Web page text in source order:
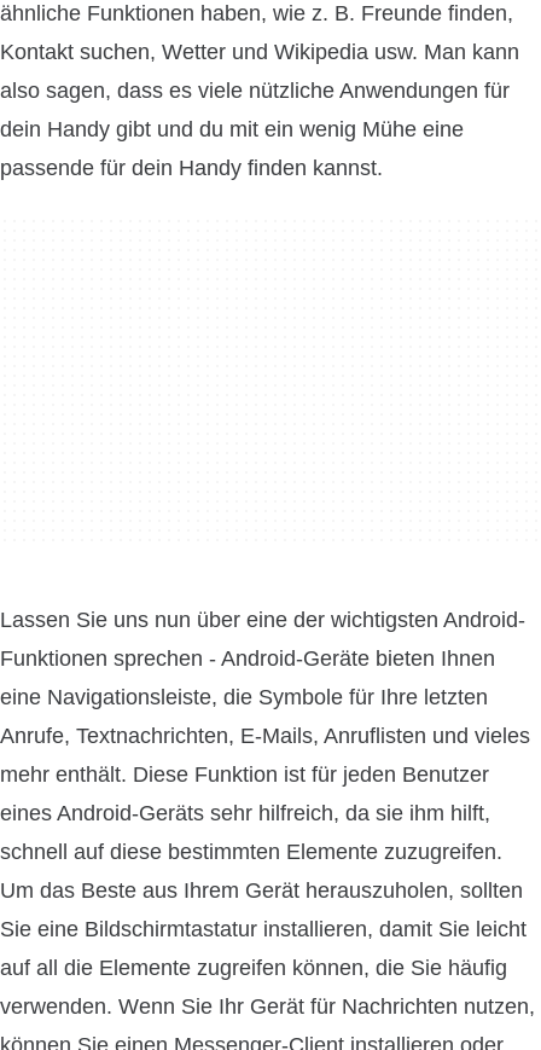
ähnliche Funktionen haben, wie z. B. Freunde finden,
Kontakt suchen, Wetter und Wikipedia usw. Man kann
also sagen, dass es viele nützliche Anwendungen für
dein Handy gibt und du mit ein wenig Mühe eine
passende für dein Handy finden kannst.
Lassen Sie uns nun über eine der wichtigsten Android-
Funktionen sprechen - Android-Geräte bieten Ihnen
eine Navigationsleiste, die Symbole für Ihre letzten
Anrufe, Textnachrichten, E-Mails, Anruflisten und vieles
mehr enthält. Diese Funktion ist für jeden Benutzer
eines Android-Geräts sehr hilfreich, da sie ihm hilft,
schnell auf diese bestimmten Elemente zuzugreifen.
Um das Beste aus Ihrem Gerät herauszuholen, sollten
Sie eine Bildschirmtastatur installieren, damit Sie leicht
auf all die Elemente zugreifen können, die Sie häufig
verwenden. Wenn Sie Ihr Gerät für Nachrichten nutzen,
können Sie einen Messenger-Client installieren oder